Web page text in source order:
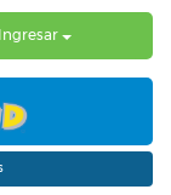
Ingresar